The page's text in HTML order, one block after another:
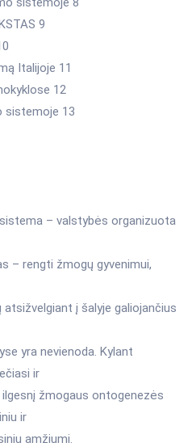
9
Italijoje 11
12
sistemoje 13
– valstybės organizuota
– rengti žmogų gyvenimui,
į šalyje galiojančius
yra nevienoda. Kylant
ir
žmogaus ontogenezės
ir
amžiumi.